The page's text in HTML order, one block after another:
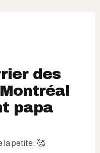
des
papa
la petite. 🥰